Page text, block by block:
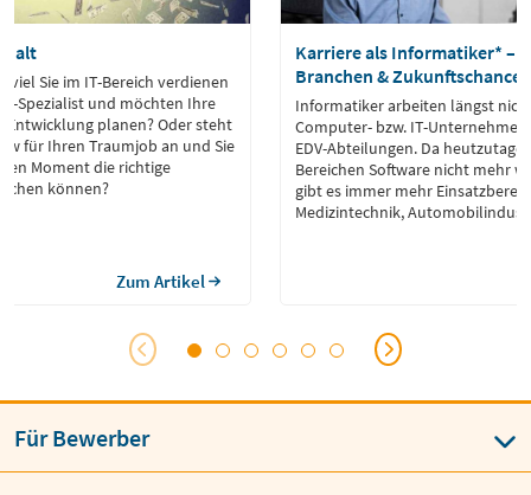
viel Sie im IT-Bereich verdienen
Spezialist und möchten Ihre
planen? Oder steht
für Ihren Traumjob an und Sie
Moment die richtige
können?
Zum Artikel
Karriere als Informatiker* –
Branchen & Zukunftschancen
Informatiker arbeiten längst
Computer- bzw. IT-
EDV-Abteilungen. Da
Bereichen Software nicht mehr
gibt es immer mehr
Medizintechnik,
Für Bewerber